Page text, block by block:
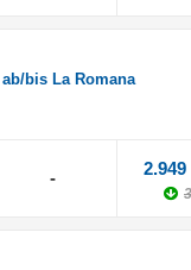
bis La Romana
- 2.949